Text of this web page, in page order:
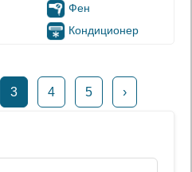
Фен
Кондиционер
3 4 5 ›